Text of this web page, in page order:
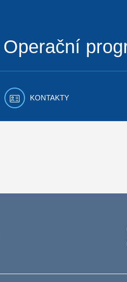
Operační
KONTAKTY